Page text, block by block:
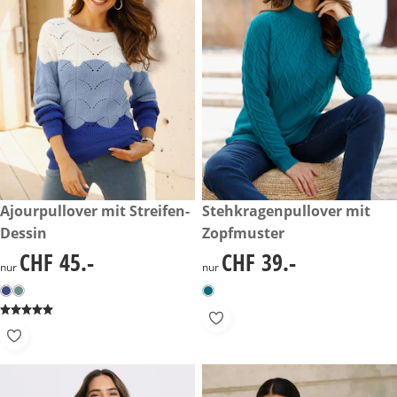
CHF 45.-
Ajourpullover mit Streifen-
Dessin
CHF 45.-
nur CHF 45.-
CHF 39.-
Stehkragenpullover mit
Zopfmuster
CHF 39.-
nur CHF 39.-